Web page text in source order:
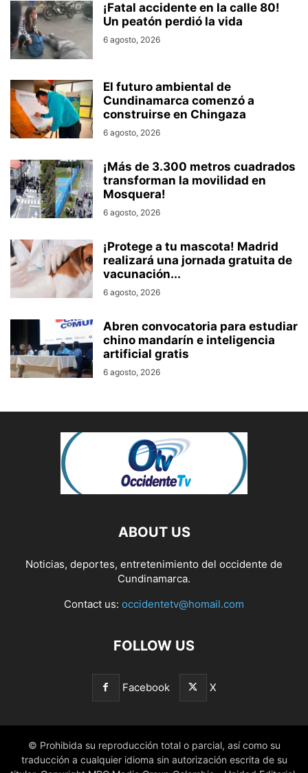
¡Fatal accidente en la calle 80!
Un peatón perdió la vida
6 agosto, 2026
El futuro ambiental de
Cundinamarca comenzó a
construirse en Chingaza
6 agosto, 2026
¡Más de 3.300 metros cuadrados
transforman la movilidad en
Mosquera!
6 agosto, 2026
¡Protege a tu mascota! Madrid
realizará una jornada gratuita de
vacunación...
6 agosto, 2026
Abren convocatoria para estudiar
chino mandarín e inteligencia
artificial gratis
6 agosto, 2026
ABOUT US
Noticias, deportes, entretenimiento del occidente de
Cundinamarca.
Contact us: occidentetv@homail.com
FOLLOW US
Facebook X
© Prohibida su reproducción total o parcial, así como su
traducción a cualquier idioma sin autorización escrita de su